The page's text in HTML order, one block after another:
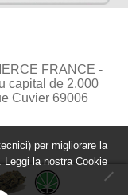
FRANCE -
capital de 2.000
Cuvier 69006
per migliorare la
Leggi la nostra Cookie